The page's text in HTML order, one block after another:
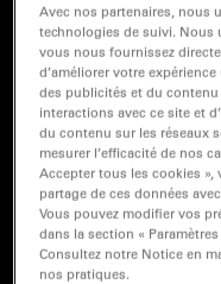
Avec nos partenaires, nous
technologies de suivi. Nous
vous nous fournissez
d’améliorer votre
des publicités et du
interactions avec ce site et
du contenu sur les réseaux
mesurer l’efficacité de nos
Accepter tous les cookies
partage de ces données
Vous pouvez modifier vos
dans la section «
Consultez notre Notice en
nos pratiques.